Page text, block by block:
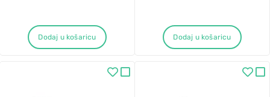
Dodaj u košaricu Dodaj u košaricu